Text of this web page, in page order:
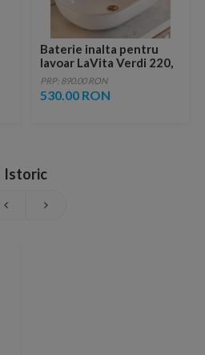
Baterie inalta pentru
lavoar LaVita Verdi 220,
fara ventil, brushed
copper
PRP: 890.00 RON
530.00 RON
Istoric